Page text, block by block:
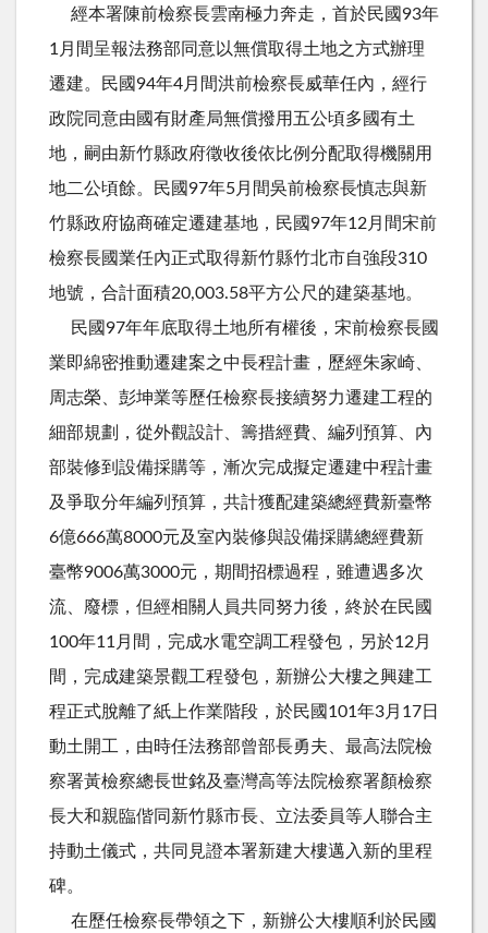
經本署陳前檢察長雲南極力奔走，首於民國93年
1月間呈報法務部同意以無償取得土地之方式辦理
遷建。民國94年4月間洪前檢察長威華任內，經行
政院同意由國有財產局無償撥用五公頃多國有土
地，嗣由新竹縣政府徵收後依比例分配取得機關用
地二公頃餘。民國97年5月間吳前檢察長慎志與新
竹縣政府協商確定遷建基地，民國97年12月間宋前
檢察長國業任內正式取得新竹縣竹北市自強段310
地號，合計面積20,003.58平方公尺的建築基地。
民國97年年底取得土地所有權後，宋前檢察長國
業即綿密推動遷建案之中長程計畫，歷經朱家崎、
周志榮、彭坤業等歷任檢察長接續努力遷建工程的
細部規劃，從外觀設計、籌措經費、編列預算、內
部裝修到設備採購等，漸次完成擬定遷建中程計畫
及爭取分年編列預算，共計獲配建築總經費新臺幣
6億666萬8000元及室內裝修與設備採購總經費新
臺幣9006萬3000元，期間招標過程，雖遭遇多次
流、廢標，但經相關人員共同努力後，終於在民國
100年11月間，完成水電空調工程發包，另於12月
間，完成建築景觀工程發包，新辦公大樓之興建工
程正式脫離了紙上作業階段，於民國101年3月17日
動土開工，由時任法務部曾部長勇夫、最高法院檢
察署黃檢察總長世銘及臺灣高等法院檢察署顏檢察
長大和親臨偕同新竹縣市長、立法委員等人聯合主
持動土儀式，共同見證本署新建大樓邁入新的里程
碑。
在歷任檢察長帶領之下，新辦公大樓順利於民國